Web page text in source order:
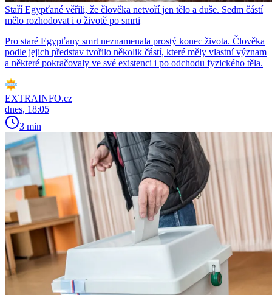
Staří Egypťané věřili, že člověka netvoří jen tělo a duše. Sedm částí
mělo rozhodovat i o životě po smrti
Pro staré Egypťany smrt neznamenala prostý konec života. Člověka
podle jejich představ tvořilo několik částí, které měly vlastní význam
a některé pokračovaly ve své existenci i po odchodu fyzického těla.
EXTRAINFO.cz
dnes, 18:05
3 min